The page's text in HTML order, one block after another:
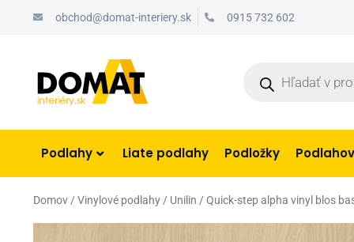
obchod@domat-interiery.sk 0915 732 602
Podlahy Liate podlahy Podložky
Domov / Vinylové podlahy / Unilin / Quick-step alpha vinyl blos